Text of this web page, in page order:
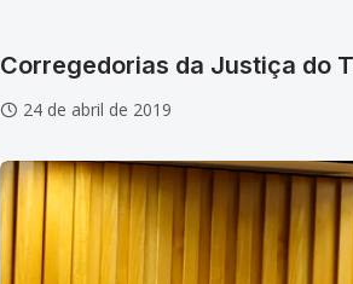
Corregedorias da Justiça do
24 de abril de 2019